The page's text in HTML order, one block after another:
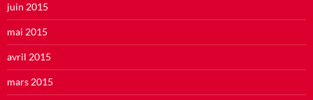
juin 2015
mai 2015
avril 2015
mars 2015